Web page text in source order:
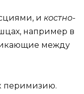
и костно-
например в
между
перимизию.